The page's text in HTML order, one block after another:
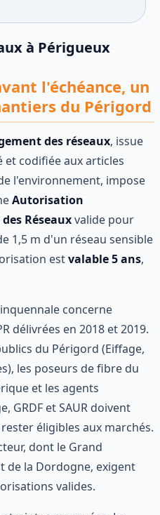
à Périgueux
l'échéance, un
du Périgord
des réseaux, issue
et codifiée aux articles
l'environnement, impose
Autorisation
Réseauxvalide pour
1,5 m d'un réseau sensible
estvalable 5 ans,
concerne
délivrées en 2018 et 2019.
du Périgord (Eiffage,
les poseurs de fibre du
et les agents
GRDF et SAUR doivent
éligibles aux marchés.
dont le Grand
de la Dordogne, exigent
valides.